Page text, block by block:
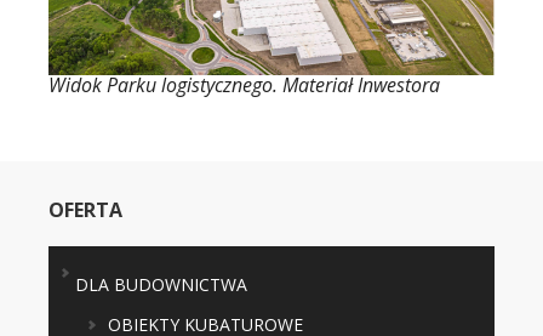
Widok Parku logistycznego. Materiał Inwestora
OFERTA
DLA BUDOWNICTWA
OBIEKTY KUBATUROWE